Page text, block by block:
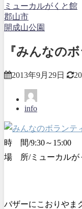
ミューカルがくと館
郡山市
開成山公園
『みんなの
2013年9月29日
info
時 間/9:30～15:00
場 所/ミューカルが
バザーにこおりやま